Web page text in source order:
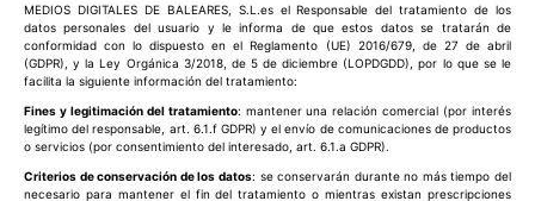
MEDIOS DIGITALES DE BALEARES, S.L.es el Responsable del tratamiento de los
datos personales del usuario y le informa de que estos datos se tratarán de
conformidad con lo dispuesto en el Reglamento (UE) 2016/679, de 27 de abril
(GDPR), y la Ley Orgánica 3/2018, de 5 de diciembre (LOPDGDD), por lo que se le
facilita la siguiente información del tratamiento:
Fines y legitimación del tratamiento: mantener una relación comercial (por interés
legítimo del responsable, art. 6.1.f GDPR) y el envío de comunicaciones de productos
o servicios (por consentimiento del interesado, art. 6.1.a GDPR).
Criterios de conservación de los datos: se conservarán durante no más tiempo del
necesario para mantener el fin del tratamiento o mientras existan prescripciones